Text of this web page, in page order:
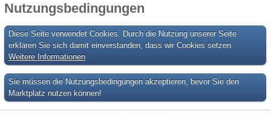
Nutzungsbedingungen
Diese Seite verwendet Cookies. Durch die Nutzung unserer Seite
erklären Sie sich damit einverstanden, dass wir Cookies setzen.
Weitere Informationen
Sie müssen die Nutzungsbedingungen akzeptieren, bevor Sie den
Marktplatz nutzen können!